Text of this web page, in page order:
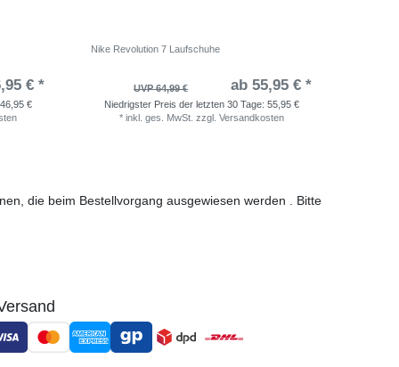
€ *
46,95 €
Nike Revolution 7 Laufschuhe
UVP 64,99 € ab 55,95 € *
Niedrigster Preis der letzten 30 Tage: 55,95 €
* inkl. ges. MwSt. zzgl. Versandkosten
die beim Bestellvorgang ausgewiesen werden . Bitte